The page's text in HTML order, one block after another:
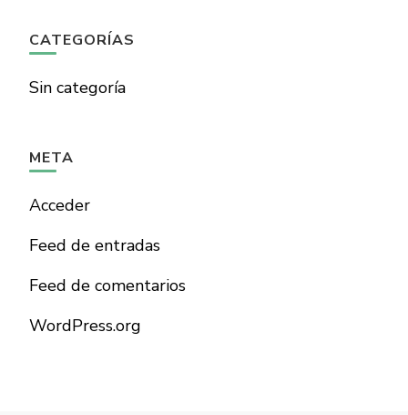
CATEGORÍAS
Sin categoría
META
Acceder
Feed de entradas
Feed de comentarios
WordPress.org